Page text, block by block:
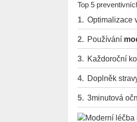
Top 5
Optimalizace
Používání
Každoroční
Doplněk
3minutová